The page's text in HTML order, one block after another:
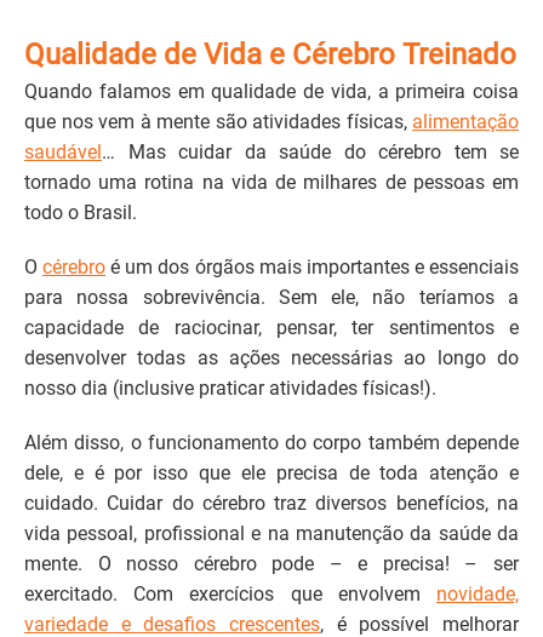
Qualidade de Vida e Cérebro Treinado
Quando falamos em qualidade de vida, a primeira coisa
que nos vem à mente são atividades físicas, alimentação
saudável… Mas cuidar da saúde do cérebro tem se
tornado uma rotina na vida de milhares de pessoas em
todo o Brasil.
Océrebro é um dos órgãos mais importantes e essenciais
para nossa sobrevivência. Sem ele, não teríamos a
capacidade de raciocinar, pensar, ter sentimentos e
desenvolver todas as ações necessárias ao longo do
nosso dia (inclusive praticar atividades físicas!).
Além disso, o funcionamento do corpo também depende
dele, e é por isso que ele precisa de toda atenção e
cuidado. Cuidar do cérebro traz diversos benefícios, na
vida pessoal, profissional e na manutenção da saúde da
mente. O nosso cérebro pode – e precisa! – ser
exercitado. Com exercícios que envolvem novidade,
variedade e desafios crescentes, é possível melhorar